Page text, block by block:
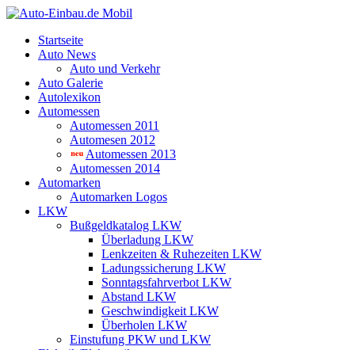
Startseite
Auto News
Auto und Verkehr
Auto Galerie
Autolexikon
Automessen
Automessen 2011
Automesen 2012
Automessen 2013
Automessen 2014
Automarken
Automarken Logos
LKW
Bußgeldkatalog LKW
Überladung LKW
Lenkzeiten & Ruhezeiten LKW
Ladungssicherung LKW
Sonntagsfahrverbot LKW
Abstand LKW
Geschwindigkeit LKW
Überholen LKW
Einstufung PKW und LKW